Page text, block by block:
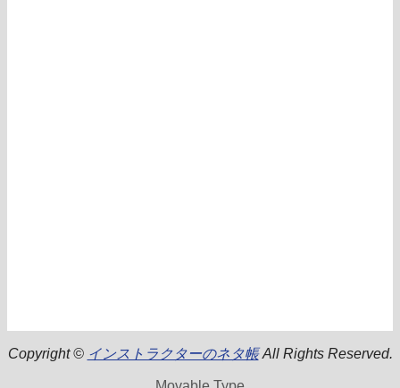
Copyright © インストラクターのネタ帳All Rights Reserved.